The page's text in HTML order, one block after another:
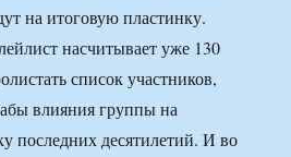
на итоговую пластинку.
насчитывает уже 130
список участников,
влияния группы на
последних десятилетий. И во